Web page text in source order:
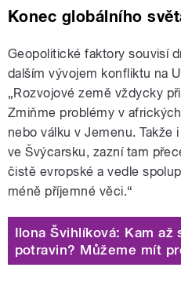
Konec globálního
Geopolitické faktory souvisí
dalším vývojem konfliktu na
„Rozvojové země vždycky
Zmiňme problémy v
nebo válku v Jemenu. Takže
ve Švýcarsku, zazní tam
čistě evropské a vedle
méně příjemné věci.“
Ilona Švihlíková: Kam až
potravin? Můžeme mít